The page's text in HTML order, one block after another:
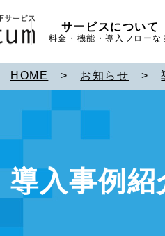
サービスについて
料金・機能・導入フローな
HOME > お知らせ >
導入事例紹